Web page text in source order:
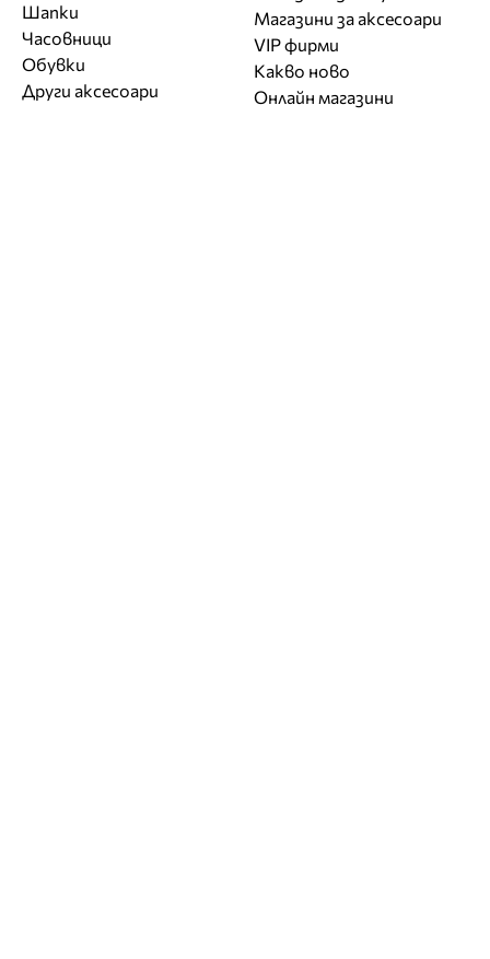
Шапки
Часовници
Обувки
Други аксесоари
Магазини за aксесоари
VIP фирми
Какво ново
Онлайн магазини